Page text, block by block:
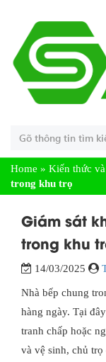
Home » Kiến thức
trong khu trọ
Giám sát
trong khu
14/03/2025
Nhà bếp chung
hàng ngày. Tại
tranh chấp hoặc
và vệ sinh, chủ trọ